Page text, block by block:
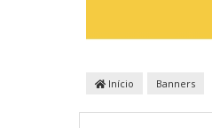
Início Banners